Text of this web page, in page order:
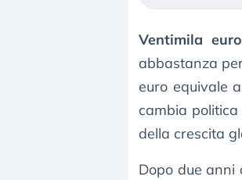
Ventimila
abbastanza
euro equivale
cambia
della crescita
Dopo due anni